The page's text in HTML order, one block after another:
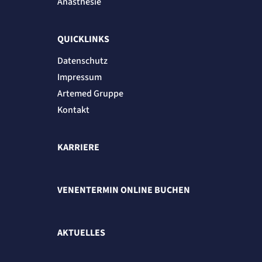
QUICKLINKS
Datenschutz
Impressum
Artemed Gruppe
Kontakt
KARRIERE
VENENTERMIN ONLINE BUCHEN
AKTUELLES
Cookie Erkennung
etracker Analytics
et_allow_cookies